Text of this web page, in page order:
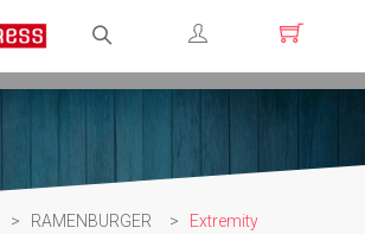
Registrati
> RAMENBURGER > Extremity